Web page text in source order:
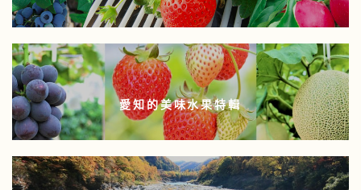
愛知的美味水果特輯